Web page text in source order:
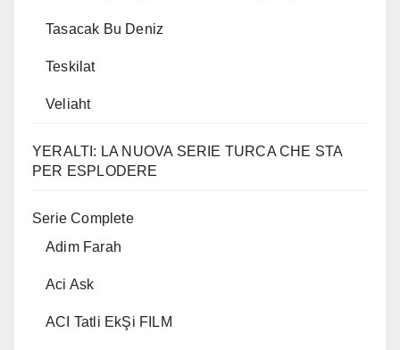
Tasacak Bu Deniz
Teskilat
Veliaht
YERALTI: LA NUOVA SERIE TURCA CHE STA
PER ESPLODERE
Serie Complete
Adim Farah
Aci Ask
ACI Tatli EkŞi FILM